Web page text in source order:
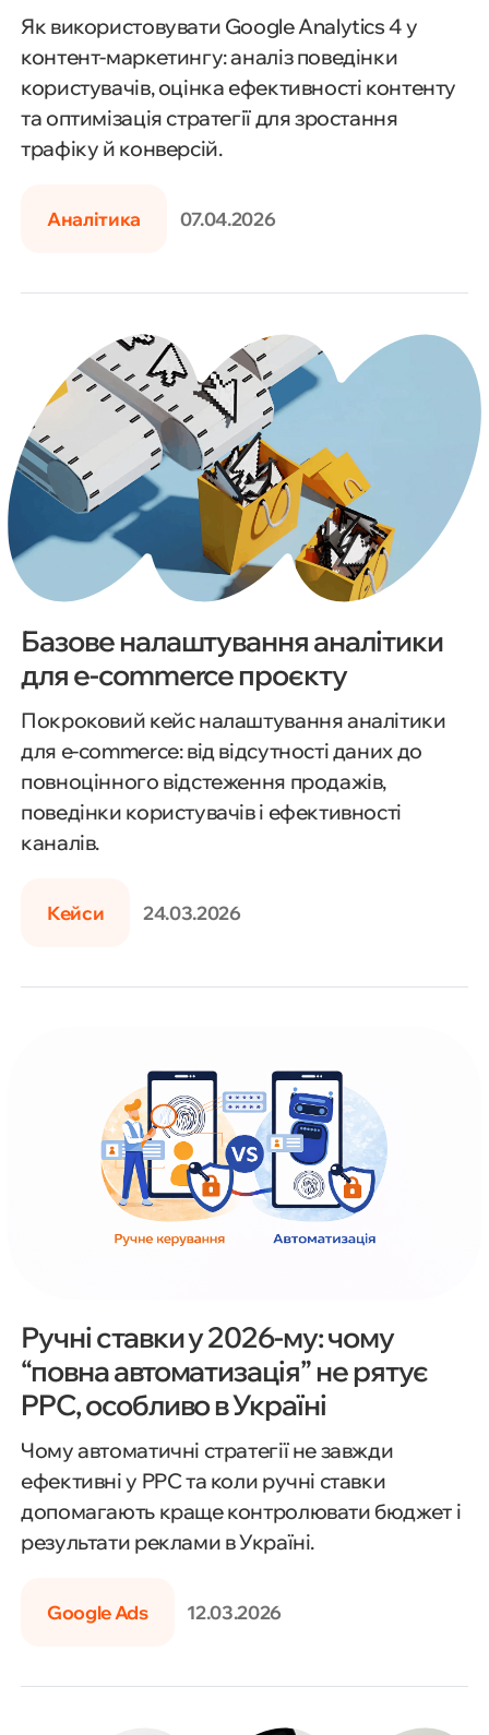
Аналітика 07.04.2026
Як використовувати Google Analytics 4 у
контент-маркетингу: аналіз поведінки
користувачів, оцінка ефективності контенту
та оптимізація стратегії для зростання
трафіку й конверсій.
Кейси 24.03.2026
Базове налаштування аналітики
для e-commerce проєкту
Покроковий кейс налаштування аналітики
для e-commerce: від відсутності даних до
повноцінного відстеження продажів,
поведінки користувачів і ефективності
каналів.
Google Ads 12.03.2026
Ручні ставки у 2026-му: чому
“повна автоматизація” не рятує
PPC, особливо в Україні
Чому автоматичні стратегії не завжди
ефективні у PPC та коли ручні ставки
допомагають краще контролювати бюджет і
результати реклами в Україні.